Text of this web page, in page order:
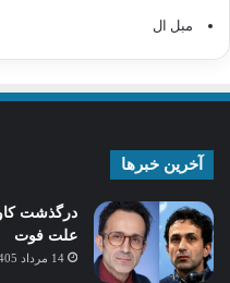
مبل ال
آخرین خبرها
درگذشت
علت فوت
14 مرداد 1405